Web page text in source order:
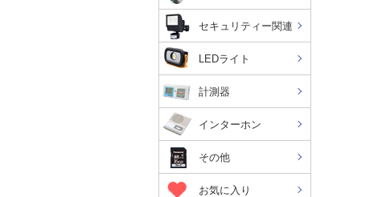
セキュリティー関連
LEDライト
計測器
インターホン
その他
お気に入り